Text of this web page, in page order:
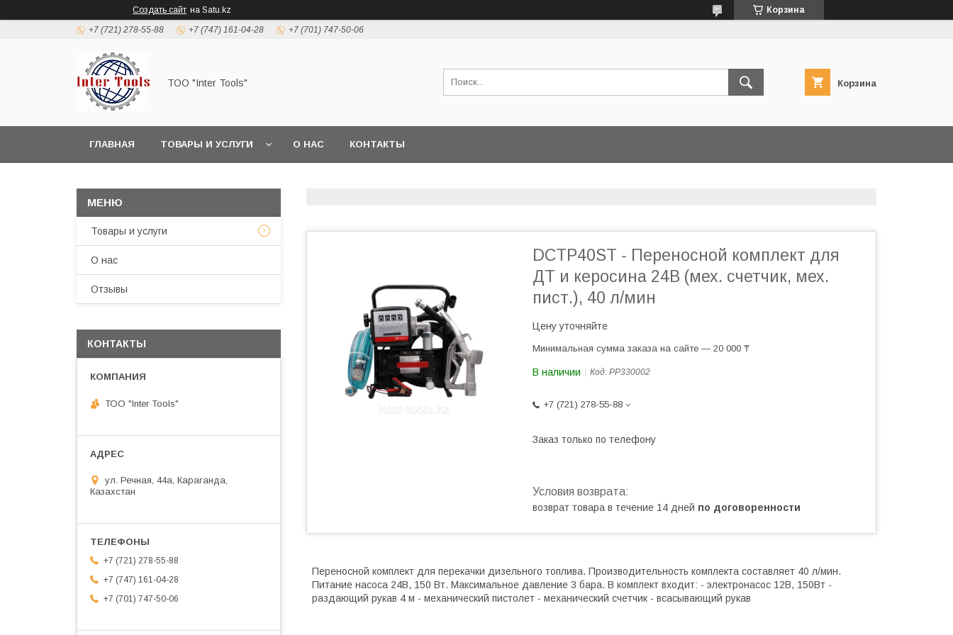
Создать сайт на Satu.kz Корзина
+7 (721) 278-55-88 +7 (747) 161-04-28 +7 (701) 747-50-06
ТОО "Inter Tools" Корзина
ГЛАВНАЯ ТОВАРЫ И УСЛУГИ О НАС КОНТАКТЫ
DCTP40ST - Переносной комплект для
ДТ и керосина 24В (мех. счетчик, мех.
пист.), 40 л/мин
Цену уточняйте
Минимальная сумма заказа на сайте — 20 000 ₸
В наличии Код: PP330002
+7 (721) 278-55-88
Заказ только по телефону
возврат товара в течение 14 дней по договоренности
Переносной комплект для перекачки дизельного топлива. Производительность комплекта составляет 40 л/мин.
Питание насоса 24В, 150 Вт. Максимальное давление 3 бара. В комплект входит: - электронасос 12В, 150Вт -
раздающий рукав 4 м - механический пистолет - механический счетчик - всасывающий рукав
Товары и услуги
О нас
Отзывы
КОНТАКТЫ
ТОО "Inter Tools"
ул. Речная, 44а, Караганда,
Казахстан
+7 (721) 278-55-88
+7 (747) 161-04-28
+7 (701) 747-50-06